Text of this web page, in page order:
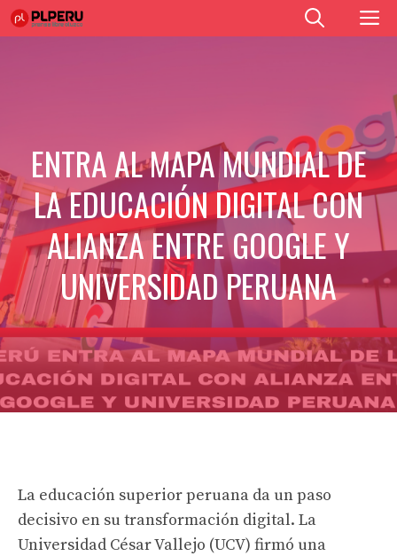
Saltar
al
ENTRA AL MAPA MUNDIAL DE
LA EDUCACIÓN DIGITAL CON
ALIANZA ENTRE GOOGLE Y
UNIVERSIDAD PERUANA
La educación superior peruana da un paso
decisivo en su transformación digital. La
Universidad César Vallejo (UCV) firmó una